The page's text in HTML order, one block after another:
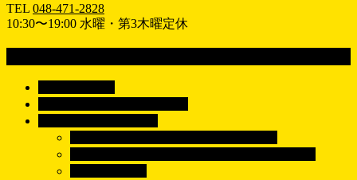
TEL 048-471-2828
10:30〜19:00 水曜・第3木曜定休